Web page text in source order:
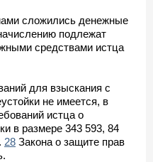
сложились денежные
подлежат
средствами истца
для взыскания с
не имеется, в
истца о
в размере 343 593, 84
28 Закона о защите прав